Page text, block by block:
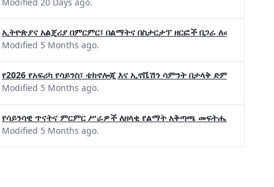
ኢትዮጵያና አልጄሪያ በምርምር፣ በልማትና በስታርታፕ ዘርፎች በጋራ ለመስራት መከሩ፡፡
Modified 5 Months ago.
የ2026 የአፍሪካ የሳይንስ፣ ቴክኖሎጂ እና ኢኖቬሽን ሳምንት በታላቅ ድምቀት
Modified 5 Months ago.
የሳይንሳዊ ጥናትና ምርምር ሥራዎች ለዘላቂ የልማት አቅጣጫ መፍትሔ ጠቋሚ
Modified 5 Months ago.